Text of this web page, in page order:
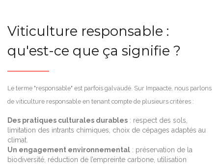
Viticulture responsable :
qu'est-ce que ça signifie ?
Le terme "responsable" est parfois galvaudé. Sur Impaacte, nous parlons
de viticulture responsable en tenant compte de plusieurs critères :
Des pratiques culturales durables : respect des sols,
limitation des intrants chimiques, choix de cépages adaptés au
climat.
Un engagement environnemental : préservation de la
biodiversité, réduction de l’empreinte carbone, utilisation